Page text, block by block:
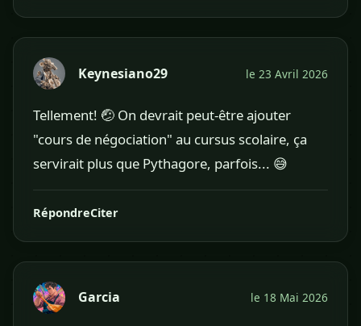
Keynesiano29 le 23 Avril 2026
Tellement! 🤕 On devrait peut-être ajouter
"cours de négociation" au cursus scolaire, ça
servirait plus que Pythagore, parfois... 😅
RépondreCiter
Garcia le 18 Mai 2026